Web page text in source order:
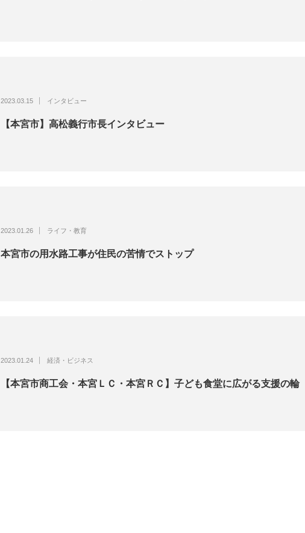
2023.03.15 インタビュー
【本宮市】高松義行市長インタビュー
2023.01.26 ライフ・教育
本宮市の用水路工事が住民の苦情でストップ
2023.01.24 経済・ビジネス
【本宮市商工会・本宮ＬＣ・本宮ＲＣ】子ども食堂に広がる支援の輪